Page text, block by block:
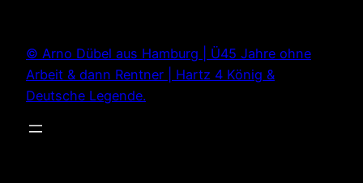
springen
© Arno Dübel aus Hamburg | Ü45 Jahre ohne
Arbeit & dann Rentner | Hartz 4 König &
Deutsche Legende.